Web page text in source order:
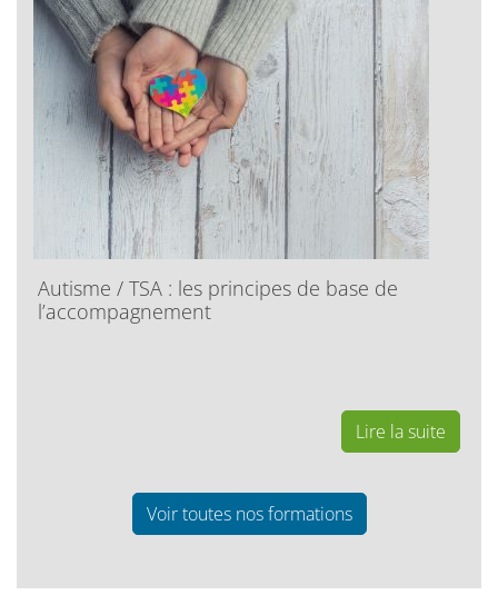
Autisme / TSA : les principes de base de
l’accompagnement
Lire la suite
Voir toutes nos formations